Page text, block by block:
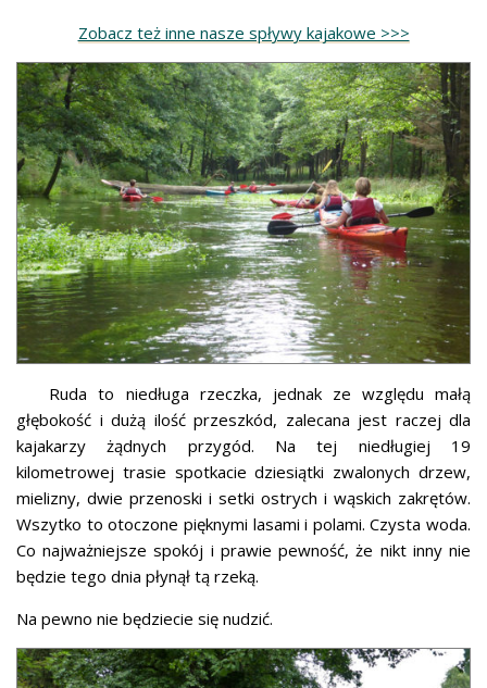
Zobacz też inne nasze spływy kajakowe >>>
Ruda to niedługa rzeczka, jednak ze względu małą
głębokość i dużą ilość przeszkód, zalecana jest raczej dla
kajakarzy żądnych przygód. Na tej niedługiej 19
kilometrowej trasie spotkacie dziesiątki zwalonych drzew,
mielizny, dwie przenoski i setki ostrych i wąskich zakrętów.
Wszytko to otoczone pięknymi lasami i polami. Czysta woda.
Co najważniejsze spokój i prawie pewność, że nikt inny nie
będzie tego dnia płynął tą rzeką.
Na pewno nie będziecie się nudzić.